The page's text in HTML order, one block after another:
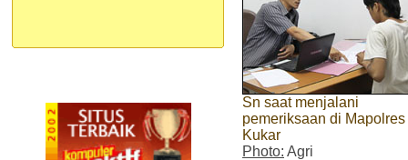
Sn saat menjalani
pemeriksaan di Mapolres
Kukar
Photo: Agri